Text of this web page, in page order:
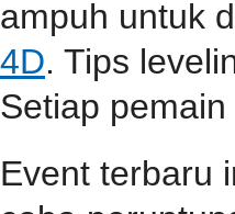
ampuh untuk
4D. Tips
Setiap
Event terbaru